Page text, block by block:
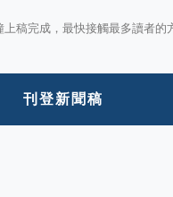
稿完成，最快接觸最多讀者的
刊登新聞稿